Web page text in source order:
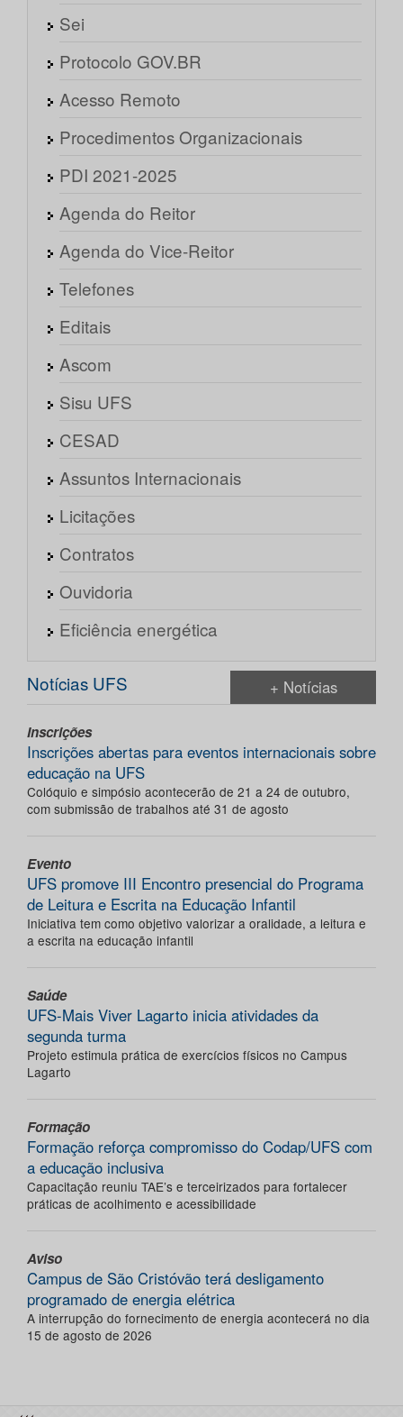
Sei
Protocolo GOV.BR
Acesso Remoto
Procedimentos Organizacionais
PDI 2021-2025
Agenda do Reitor
Agenda do Vice-Reitor
Telefones
Editais
Ascom
Sisu UFS
CESAD
Assuntos Internacionais
Licitações
Contratos
Ouvidoria
Eficiência energética
Notícias UFS + Notícias
Inscrições
Inscrições abertas para eventos internacionais sobre
educação na UFS
Colóquio e simpósio acontecerão de 21 a 24 de outubro,
com submissão de trabalhos até 31 de agosto
Evento
UFS promove III Encontro presencial do Programa
de Leitura e Escrita na Educação Infantil
Iniciativa tem como objetivo valorizar a oralidade, a leitura e
a escrita na educação infantil
Saúde
UFS-Mais Viver Lagarto inicia atividades da
segunda turma
Projeto estimula prática de exercícios físicos no Campus
Lagarto
Formação
Formação reforça compromisso do Codap/UFS com
a educação inclusiva
Capacitação reuniu TAE’s e terceirizados para fortalecer
práticas de acolhimento e acessibilidade
Aviso
Campus de São Cristóvão terá desligamento
programado de energia elétrica
A interrupção do fornecimento de energia acontecerá no dia
15 de agosto de 2026